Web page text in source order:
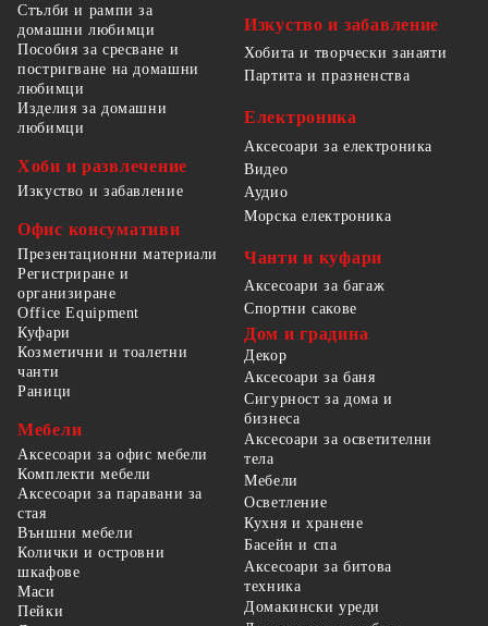
Стълби и рампи за
домашни любимци
Пособия за сресване и
постригване на домашни
любимци
Изделия за домашни
любимци
Хоби и развлечение
Изкуство и забавление
Офис консумативи
Презентационни материали
Регистриране и
организиране
Office Equipment
Изкуство и забавление
Хобита и творчески занаяти
Партита и празненства
Електроника
Аксесоари за електроника
Видео
Аудио
Морска електроника
Чанти и куфари
Аксесоари за багаж
Спортни сакове
Куфари
Козметични и тоалетни
чанти
Раници
Мебели
Аксесоари за офис мебели
Комплекти мебели
Аксесоари за паравани за
стая
Външни мебели
Колички и островни
шкафове
Маси
Пейки
Дом и градина
Декор
Аксесоари за баня
Сигурност за дома и
бизнеса
Аксесоари за осветителни
тела
Мебели
Осветление
Кухня и хранене
Басейн и спа
Аксесоари за битова
техника
Домакински уреди